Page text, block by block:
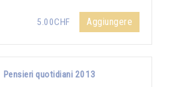
5.00CHF Aggiungere
Pensieri quotidiani 2013